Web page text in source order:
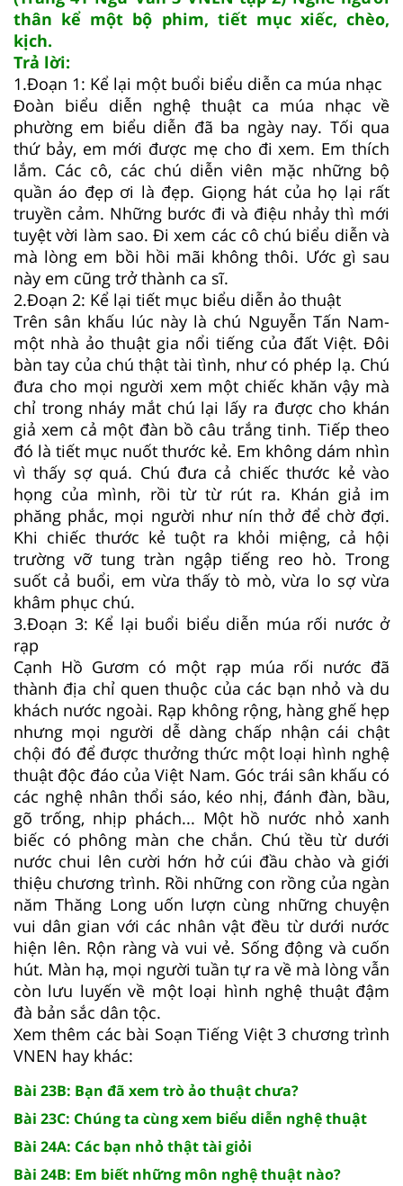
thân kể một bộ phim, tiết mục xiếc, chèo,
kịch.
Trả lời:
1.Đoạn 1: Kể lại một buổi biểu diễn ca múa nhạc
Đoàn biểu diễn nghệ thuật ca múa nhạc về
phường em biểu diễn đã ba ngày nay. Tối qua
thứ bảy, em mới được mẹ cho đi xem. Em thích
lắm. Các cô, các chú diễn viên mặc những bộ
quần áo đẹp ơi là đẹp. Giọng hát của họ lại rất
truyền cảm. Những bước đi và điệu nhảy thì mới
tuyệt vời làm sao. Đi xem các cô chú biểu diễn và
mà lòng em bồi hồi mãi không thôi. Ước gì sau
này em cũng trở thành ca sĩ.
2.Đoạn 2: Kể lại tiết mục biểu diễn ảo thuật
Trên sân khấu lúc này là chú Nguyễn Tấn Nam-
một nhà ảo thuật gia nổi tiếng của đất Việt. Đôi
bàn tay của chú thật tài tình, như có phép lạ. Chú
đưa cho mọi người xem một chiếc khăn vậy mà
chỉ trong nháy mắt chú lại lấy ra được cho khán
giả xem cả một đàn bồ câu trắng tinh. Tiếp theo
đó là tiết mục nuốt thước kẻ. Em không dám nhìn
vì thấy sợ quá. Chú đưa cả chiếc thước kẻ vào
họng của mình, rồi từ từ rút ra. Khán giả im
phăng phắc, mọi người như nín thở để chờ đợi.
Khi chiếc thước kẻ tuột ra khỏi miệng, cả hội
trường vỡ tung tràn ngập tiếng reo hò. Trong
suốt cả buổi, em vừa thấy tò mò, vừa lo sợ vừa
khâm phục chú.
3.Đoạn 3: Kể lại buổi biểu diễn múa rối nước ở
rạp
Cạnh Hồ Gươm có một rạp múa rối nước đã
thành địa chỉ quen thuộc của các bạn nhỏ và du
khách nước ngoài. Rạp không rộng, hàng ghế hẹp
nhưng mọi người dễ dàng chấp nhận cái chật
chội đó để được thưởng thức một loại hình nghệ
thuật độc đáo của Việt Nam. Góc trái sân khấu có
các nghệ nhân thổi sáo, kéo nhị, đánh đàn, bầu,
gõ trống, nhịp phách... Một hồ nước nhỏ xanh
biếc có phông màn che chắn. Chú tều từ dưới
nước chui lên cười hớn hở cúi đầu chào và giới
thiệu chương trình. Rồi những con rồng của ngàn
năm Thăng Long uốn lượn cùng những chuyện
vui dân gian với các nhân vật đều từ dưới nước
hiện lên. Rộn ràng và vui vẻ. Sống động và cuốn
hút. Màn hạ, mọi người tuần tự ra về mà lòng vẫn
còn lưu luyến về một loại hình nghệ thuật đậm
đà bản sắc dân tộc.
Xem thêm các bài Soạn Tiếng Việt 3 chương trình
VNEN hay khác:
Bài 23B: Bạn đã xem trò ảo thuật chưa?
Bài 23C: Chúng ta cùng xem biểu diễn nghệ thuật
Bài 24A: Các bạn nhỏ thật tài giỏi
Bài 24B: Em biết những môn nghệ thuật nào?